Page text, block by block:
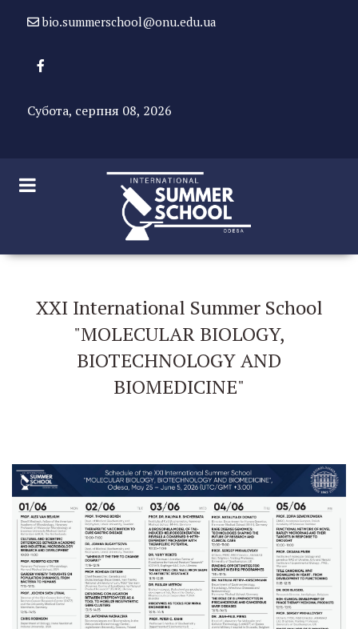
bio.summerschool@onu.edu.ua
Субота, серпня 08, 2026
XXI International Summer School
"MOLECULAR BIOLOGY,
BIOTECHNOLOGY AND
BIOMEDICINE"